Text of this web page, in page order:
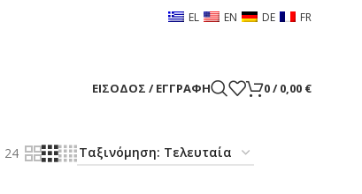
EL EN DE FR
ΕΊΣΟΔΟΣ / ΕΓΓΡΑΦΉ 0/ 0,00 €
24